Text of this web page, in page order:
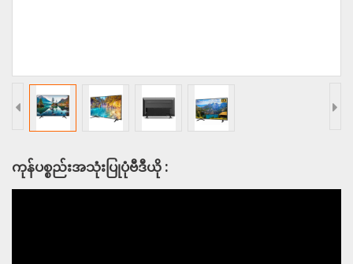
ကုန်ပစ္စည်းအသုံးပြုပုံဗီဒီယို :